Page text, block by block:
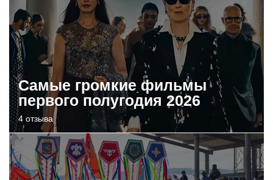
Самые громкие фильмы
первого полугодия 2026
4 отзыва